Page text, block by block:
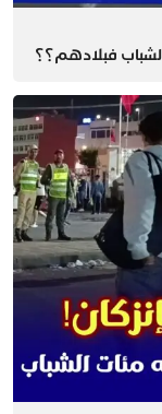
فبلادهم؟؟